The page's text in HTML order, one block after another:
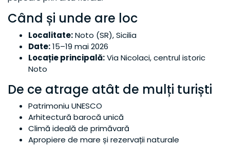
Când și unde are loc
Localitate:Noto (SR), Sicilia
Date:15–19 mai 2026
Locație principală:Via Nicolaci, centrul istoric
Noto
De ce atrage atât de mulți turiști
Patrimoniu UNESCO
Arhitectură barocă unică
Climă ideală de primăvară
Apropiere de mare și rezervații naturale